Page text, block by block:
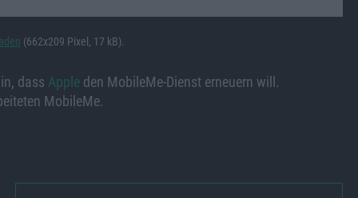
(662x209 Pixel, 17 kB).
dass Apple den MobileMe-Dienst erneuern will.
MobileMe.